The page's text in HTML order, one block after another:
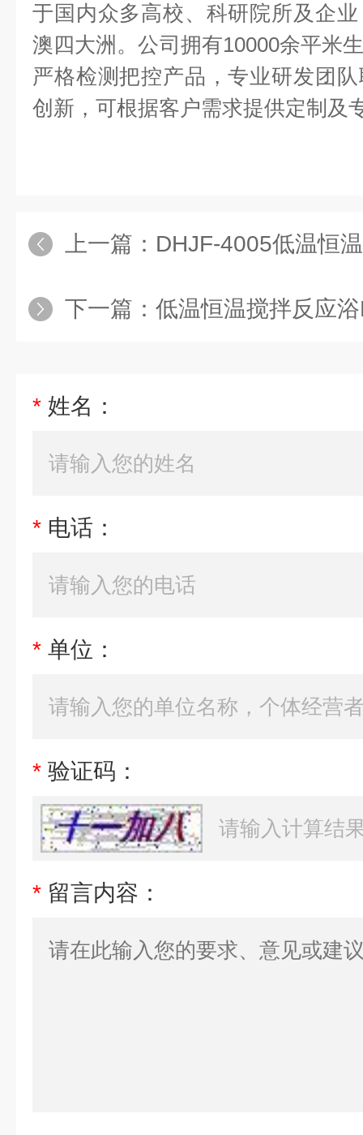
于国内众多高校、科研院所及企
澳四大洲。公司拥有10000余平米
严格检测把控产品，专业研发团
创新，可根据客户需求提供定制及
上一篇： DHJF-4005低温恒
下一篇： 低温恒温搅拌反应
* 姓名：
* 电话：
* 单位：
* 验证码：
* 留言内容：